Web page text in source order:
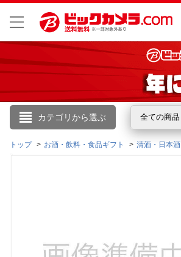
カテゴリから選ぶ 全ての商品
こんにちは
ログイン
トップ お酒・飲料・食品ギフト 清酒・日本酒